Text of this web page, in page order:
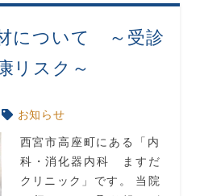
について ～受診
リスク～
お知らせ
西宮市高座町にある「内
科・消化器内科 ますだ
クリニック」です。 当院